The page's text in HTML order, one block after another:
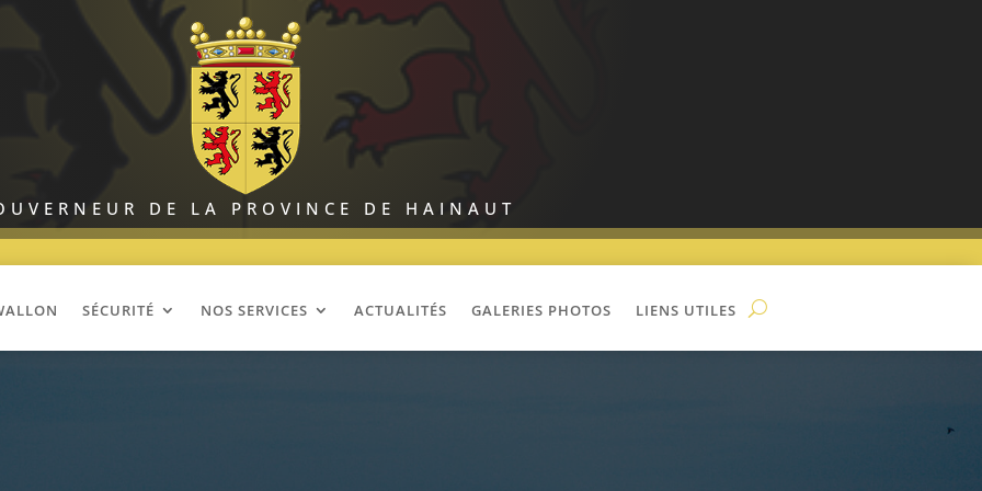
DE LA PROVINCE DE HAINAUT
SÉCURITÉ NOS SERVICES ACTUALITÉS GALERIES PHOTOS LIENS UTILES